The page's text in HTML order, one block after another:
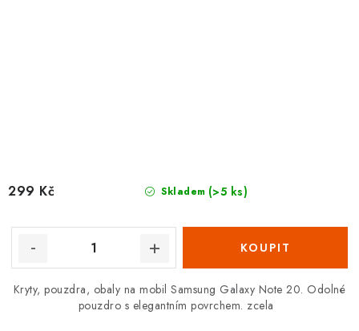
Skladem (>5 ks)
299 Kč
Kryty, pouzdra, obaly na mobil Samsung Galaxy Note 20. Odolné
pouzdro s elegantním povrchem. zcela